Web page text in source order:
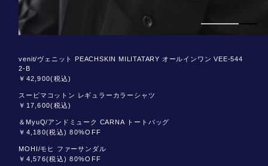
venit/ヴェニット PEACHSKIN MILITATARY オールインワン VEE-544
2-B
￥42,900(税込)
スーピマコットン レギュラーカラーシャツ
￥17,600(税込)
＆MyuQ/アンドミューク CARNA トートバッグ
￥4,180(税込) 80%OFF
MOHI/モヒ ファーサンダル
￥4,576(税込) 80%OFF